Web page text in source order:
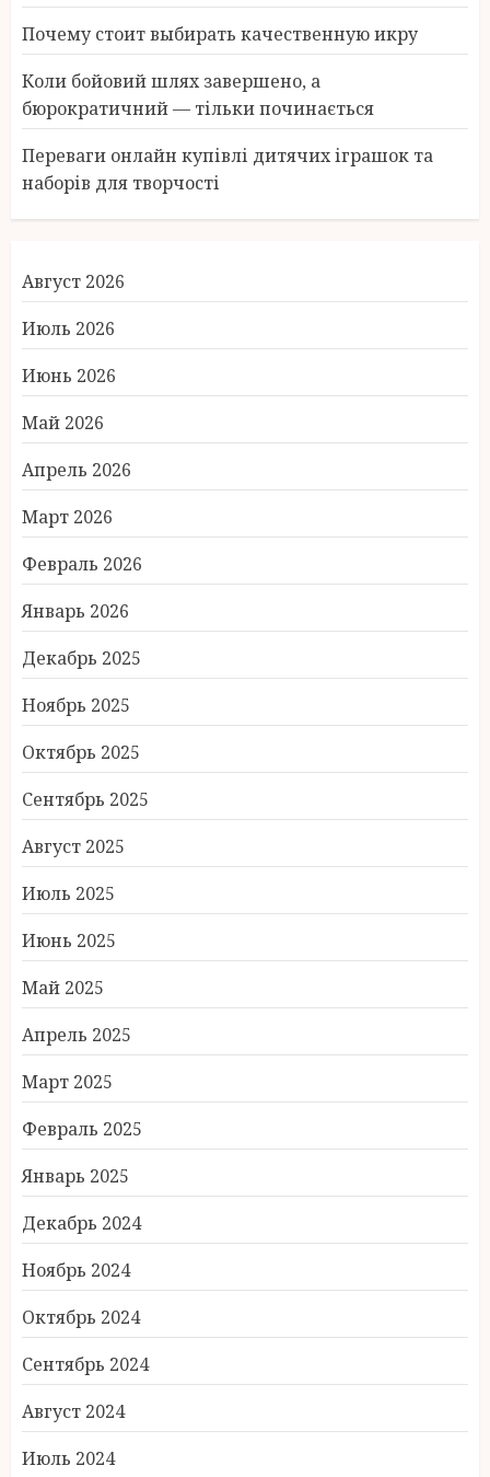
Почему стоит выбирать качественную икру
Коли бойовий шлях завершено, а
бюрократичний — тільки починається
Переваги онлайн купівлі дитячих іграшок та
наборів для творчості
Август 2026
Июль 2026
Июнь 2026
Май 2026
Апрель 2026
Март 2026
Февраль 2026
Январь 2026
Декабрь 2025
Ноябрь 2025
Октябрь 2025
Сентябрь 2025
Август 2025
Июль 2025
Июнь 2025
Май 2025
Апрель 2025
Март 2025
Февраль 2025
Январь 2025
Декабрь 2024
Ноябрь 2024
Октябрь 2024
Сентябрь 2024
Август 2024
Июль 2024